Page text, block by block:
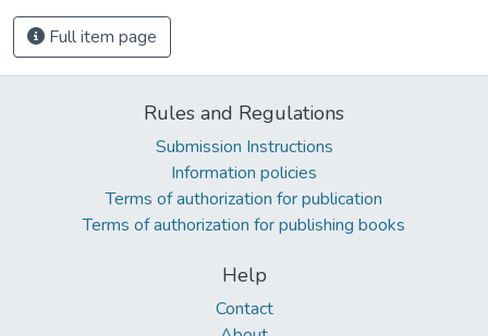
Full item page
Rules and Regulations
Submission Instructions
Information policies
Terms of authorization for publication
Terms of authorization for publishing books
Help
Contact